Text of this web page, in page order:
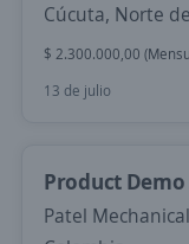
Cúcuta, Norte
$ 2.300.000,00
13 de julio
Product
Patel